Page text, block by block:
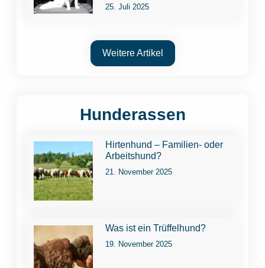
25. Juli 2025
Weitere Artikel
Hunderassen
Hirtenhund – Familien- oder
Arbeitshund?
21. November 2025
Was ist ein Trüffelhund?
19. November 2025